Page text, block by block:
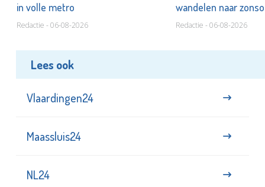
in volle metro
Redactie - 06-08-2026
wandelen naar
te staan bij suïcide
Redactie - 06-08-2026
Lees ook
Vlaardingen24
Maassluis24
NL24